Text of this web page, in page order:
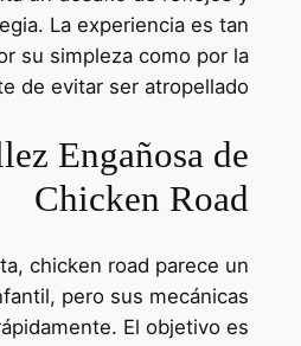
La experiencia es tan
su simpleza como por la
de evitar ser atropellado.
Engañosa de
Chicken Road
chicken road parece un
pero sus mecánicas
El objetivo es